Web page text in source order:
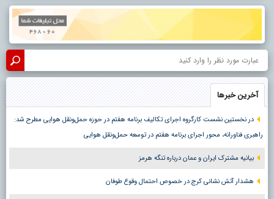
آخرین خبرها
در نخستین نشست کارگروه اجرای تکالیف برنامه هفتم در حوزه حمل‌ونقل هوایی مطرح شد:
راهبری فناورانه، محور اجرای برنامه هفتم در توسعه حمل‌ونقل هوایی
بیانیه مشترک ایران و عمان درباره تنگه هرمز
هشدار آتش نشانی کرج در خصوص احتمال وقوع طوفان